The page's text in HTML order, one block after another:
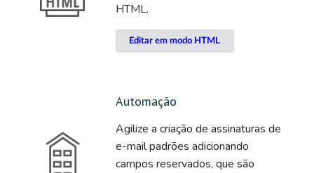
HTML.
Editar em modo HTML
Automação
Agilize a criação de assinaturas de
e-mail padrões adicionando
campos reservados, que são